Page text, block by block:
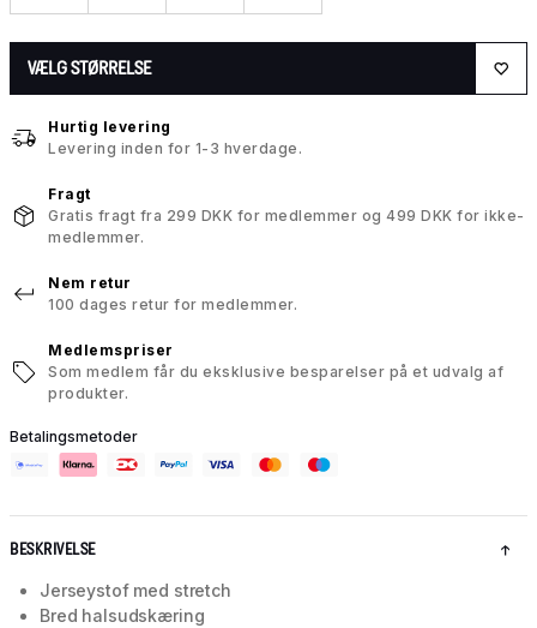
VÆLG STØRRELSE
Hurtig levering
Levering inden for 1-3 hverdage.
Fragt
Gratis fragt fra 299 DKK for medlemmer og 499 DKK for ikke-
medlemmer.
Nem retur
100 dages retur for medlemmer.
Medlemspriser
Som medlem får du eksklusive besparelser på et udvalg af
produkter.
Betalingsmetoder
BESKRIVELSE
Jerseystof med stretch
Bred halsudskæring